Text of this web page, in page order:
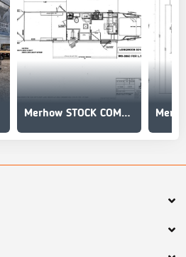
Merhow STOCK COMBO NON-STANDARD FLOOR PLAN